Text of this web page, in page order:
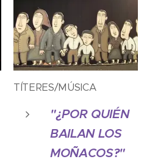
TÍTERES/MÚSICA
"¿POR QUIÉN
BAILAN LOS
MOÑACOS?"